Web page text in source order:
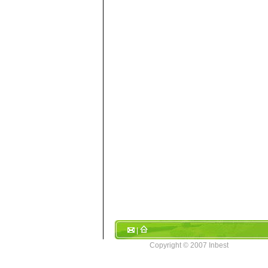
|
Copyright © 2007 Inbest